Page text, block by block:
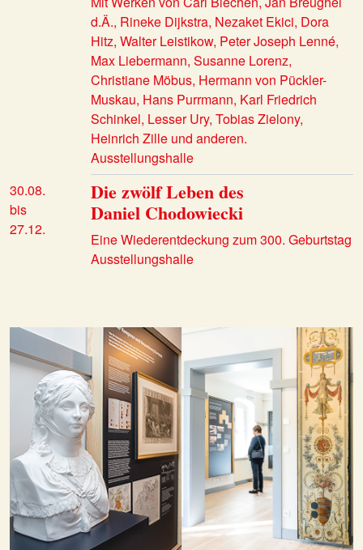
d.Ä., Rineke Dijkstra, Nezaket Ekici, Dora
Hitz, Walter Leistikow, Peter Joseph Lenné,
Max Liebermann, Susanne Lorenz,
Christiane Möbus, Hermann von Pückler-
Muskau, Hans Purrmann, Karl Friedrich
Schinkel, Lesser Ury, Tobias Zielony,
Heinrich Zille und anderen.
Ausstellungshalle
30.08.
bis
27.12.
Die zwölf Leben des
Daniel Chodowiecki
Eine Wiederentdeckung zum 300. Geburtstag
Ausstellungshalle